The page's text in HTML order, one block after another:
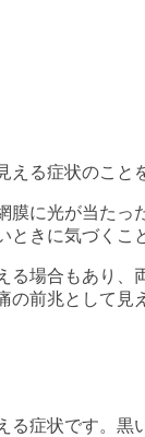
る症状のこと
に光が当た
きに気づくこ
場合もあり
前兆として見
症状です。